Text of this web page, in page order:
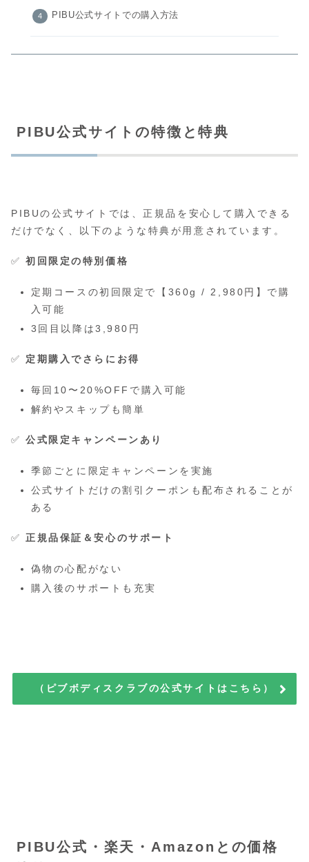
PIBU公式サイトでの購入方法
PIBU公式サイトの特徴と特典
PIBUの公式サイトでは、正規品を安心して購入できる
だけでなく、以下のような特典が用意されています。
✅初回限定の特別価格
定期コースの初回限定で【360g / 2,980円】で購
入可能
3回目以降は3,980円
✅ 定期購入でさらにお得
毎回10〜20%OFFで購入可能
解約やスキップも簡単
✅公式限定キャンペーンあり
季節ごとに限定キャンペーンを実施
公式サイトだけの割引クーポンも配布されることが
ある
✅正規品保証＆安心のサポート
偽物の心配がない
購入後のサポートも充実
（ピブボディスクラブの公式サイトはこちら）
PIBU公式・楽天・Amazonとの価格